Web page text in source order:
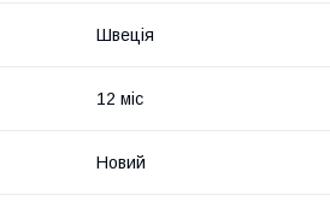
Швеція
12 міс
Новий